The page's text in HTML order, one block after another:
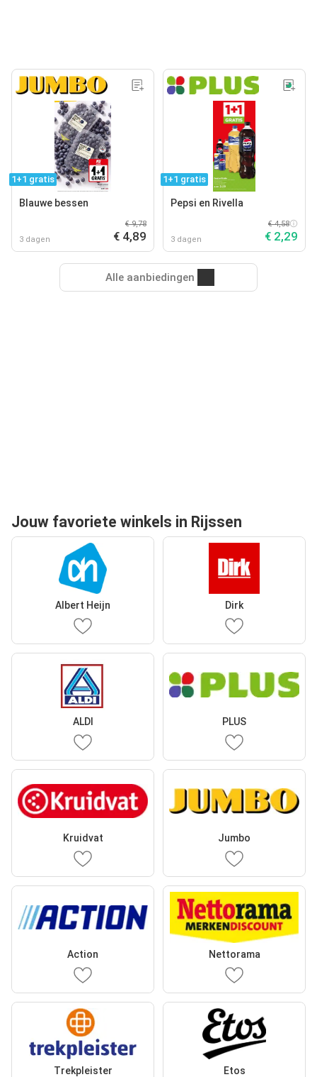
1+1 gratis
Blauwe bessen
3 dagen
€ 9,78
€ 4,89
1+1 gratis
Pepsi en Rivella
3 dagen
€ 4,58
€ 2,29
Alle aanbiedingen
Jouw favoriete winkels in Rijssen
Albert Heijn Dirk
ALDI PLUS
Kruidvat Jumbo
Action Nettorama
Trekpleister Etos